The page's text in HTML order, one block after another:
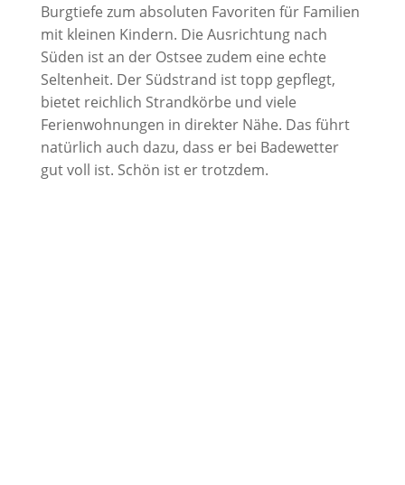
Burgtiefe zum absoluten Favoriten für Familien
mit kleinen Kindern. Die Ausrichtung nach
Süden ist an der Ostsee zudem eine echte
Seltenheit. Der Südstrand ist topp gepflegt,
bietet reichlich Strandkörbe und viele
Ferienwohnungen in direkter Nähe. Das führt
natürlich auch dazu, dass er bei Badewetter
gut voll ist. Schön ist er trotzdem.